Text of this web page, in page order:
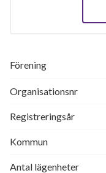
Förening
Organisationsnr
Registreringsår
Kommun
Antal lägenheter